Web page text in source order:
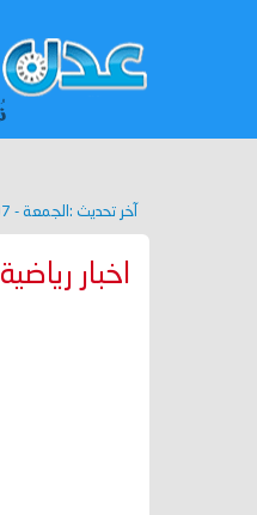
آخر تحديث : الجمعة - 07 أغسطس 2026 - 04:27 م
اخبار رياضية